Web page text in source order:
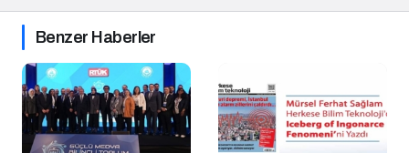
Benzer Haberler